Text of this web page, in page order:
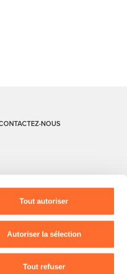
Tout autoriser
Autoriser la sélection
Tout refuser
NOUS
ITM, IPIL,
de la